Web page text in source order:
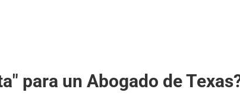
para un Abogado de